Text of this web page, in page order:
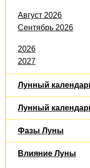
Август 2026
Сентябрь 2026
2026
2027
Лунный
Лунный
Фазы Луны
Влияние Луны